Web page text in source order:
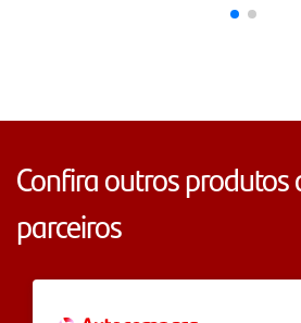
Confira outros produtos
parceiros